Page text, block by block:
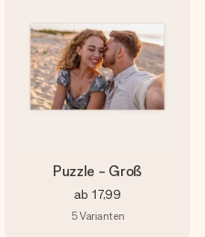
Puzzle - Groß
ab 17,99
5Varianten